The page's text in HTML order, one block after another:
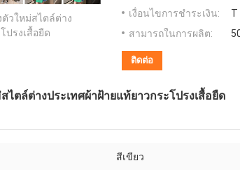
วใหม่สไตล์ต่าง
ปรงเสื้อยืด
เงื่อนไขการชำระเงิน:
T
สามารถในการผลิต:
ติดต่อ
ตล์ต่างประเทศผ้าฝ้ายแท้ยาวกระโปรงเสื้อยืด
สีเขียว